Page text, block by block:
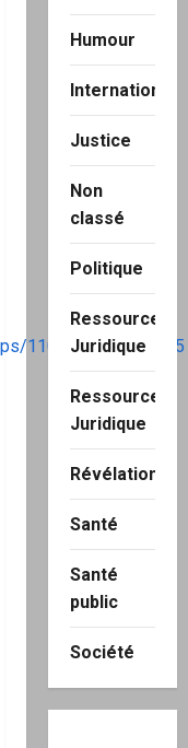
1100817046721975
Humour
International
Justice
Non
classé
Politique
Ressource
Juridique
Ressource
Juridique
Révélation
Santé
Santé
public
Société